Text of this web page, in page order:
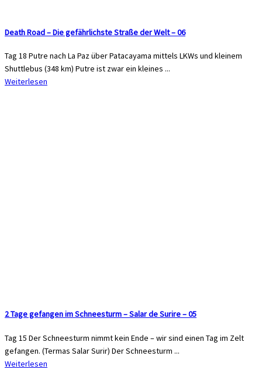
Death Road – Die gefährlichste Straße der Welt – 06
Tag 18 Putre nach La Paz über Patacayama mittels LKWs und kleinem
Shuttlebus (348 km) Putre ist zwar ein kleines ...
Weiterlesen
2 Tage gefangen im Schneesturm – Salar de Surire – 05
Tag 15 Der Schneesturm nimmt kein Ende – wir sind einen Tag im Zelt
gefangen. (Termas Salar Surir) Der Schneesturm ...
Weiterlesen